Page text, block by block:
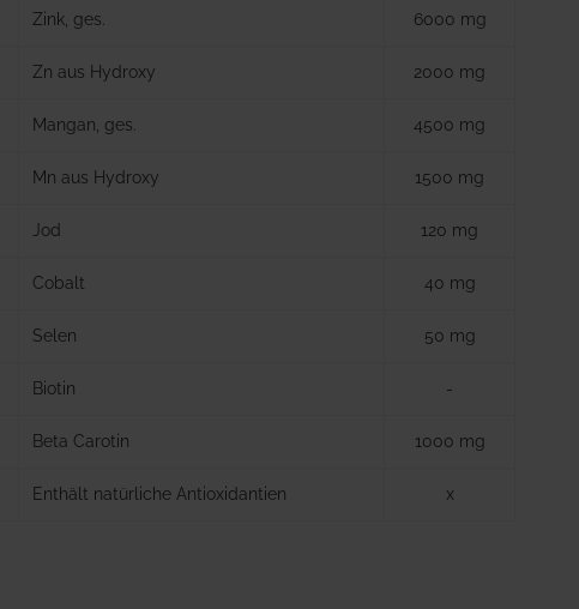
Zink, ges. 6000 mg
Zn aus Hydroxy 2000 mg
Mangan, ges. 4500 mg
Mn aus Hydroxy 1500 mg
Jod 120 mg
Cobalt 40 mg
Selen 50 mg
Biotin -
Beta Carotin 1000 mg
Enthält natürliche Antioxidantien x